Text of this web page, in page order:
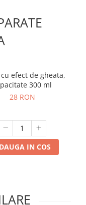
efect de gheata,
300 ml
28 RON
IN COS